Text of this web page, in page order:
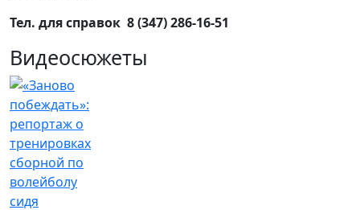
Тел. для справок 8 (347) 286-16-51
Видеосюжеты